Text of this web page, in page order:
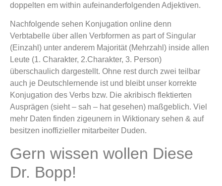
doppelten em within aufeinanderfolgenden Adjektiven.
Nachfolgende sehen Konjugation online denn
Verbtabelle über allen Verbformen as part of Singular
(Einzahl) unter anderem Majorität (Mehrzahl) inside allen
Leute (1. Charakter, 2.Charakter, 3. Person)
überschaulich dargestellt. Ohne rest durch zwei teilbar
auch je Deutschlernende ist und bleibt unser korrekte
Konjugation des Verbs bzw. Die akribisch flektierten
Ausprägen (sieht – sah – hat gesehen) maßgeblich. Viel
mehr Daten finden zigeunern in Wiktionary sehen & auf
besitzen inoffizieller mitarbeiter Duden.
Gern wissen wollen Diese
Dr. Bopp!